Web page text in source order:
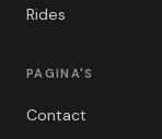
Rides
PAGINA'S
Contact